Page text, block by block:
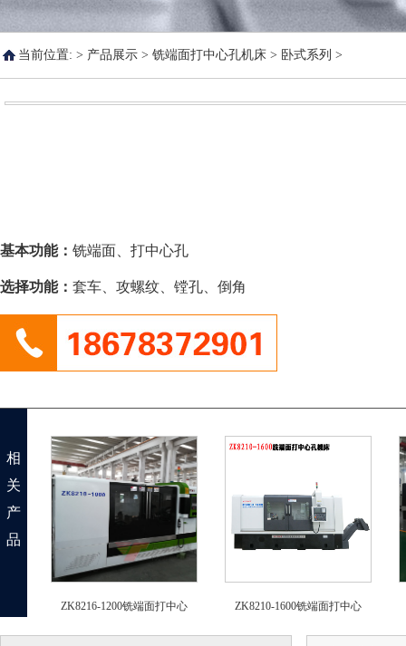
当前位置: > 产品展示 > 铣端面打中心孔机床 > 卧式系列 >
基本功能： 铣端面、打中心孔
选择功能： 套车、攻螺纹、镗孔、倒角
相
关
产
品
ZK8216-1200铣端面打中心 ZK8210-1600铣端面打中心